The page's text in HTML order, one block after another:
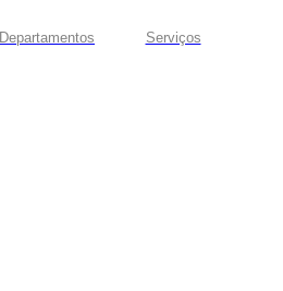
Departamentos Serviços